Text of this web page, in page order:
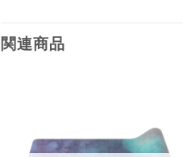
関連商品
追加